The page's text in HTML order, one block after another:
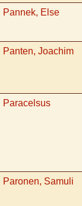
Pannek, Else
Panten, Joachim
Paracelsus
Paronen, Samuli